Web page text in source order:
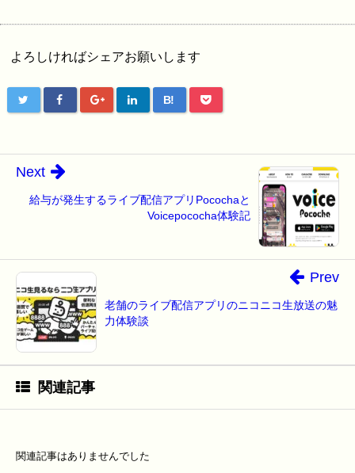
よろしければシェアお願いします
B!
給与が発生するライブ配信アプリPocochaと
Voicepococha体験記
Next
老舗のライブ配信アプリのニコニコ生放送の魅
力体験談
Prev
関連記事
関連記事はありませんでした